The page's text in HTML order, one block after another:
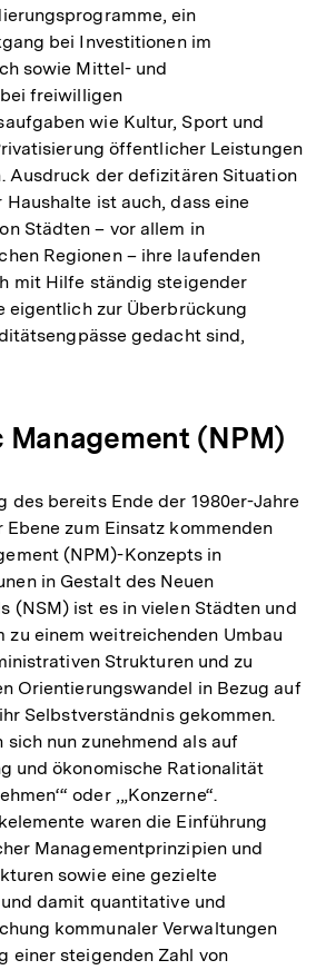
ein
bei Investitionen im
sowie Mittel- und
freiwilligen
wie Kultur, Sport und
öffentlicher Leistungen
Ausdruck der defizitären Situation
ist auch, dass eine
Städten – vor allem in
Regionen – ihre laufenden
mit Hilfe ständig steigender
eigentlich zur Überbrückung
gedacht sind,
Management (NPM)
des bereits Ende der 1980er-Jahre
zum Einsatz kommenden
(NPM)-Konzepts in
in Gestalt des Neuen
(NSM) ist es in vielen Städten und
zu einem weitreichenden Umbau
Strukturen und zu
Orientierungswandel in Bezug auf
Selbstverständnis gekommen.
nun zunehmend als auf
und ökonomische Rationalität
oder ‚„Konzerne“.
waren die Einführung
Managementprinzipien und
sowie eine gezielte
und damit quantitative und
kommunaler Verwaltungen
einer steigenden Zahl von